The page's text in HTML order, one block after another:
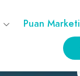
Puan Marketi